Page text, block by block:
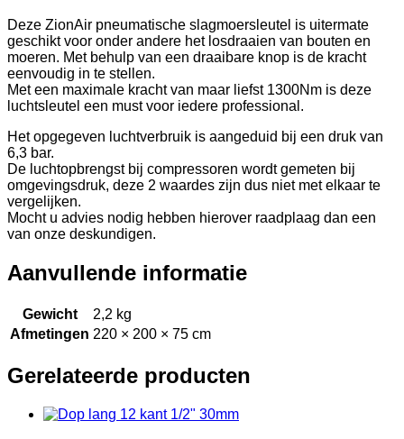
Deze ZionAir pneumatische slagmoersleutel is uitermate
geschikt voor onder andere het losdraaien van bouten en
moeren. Met behulp van een draaibare knop is de kracht
eenvoudig in te stellen.
Met een maximale kracht van maar liefst 1300Nm is deze
luchtsleutel een must voor iedere professional.
Het opgegeven luchtverbruik is aangeduid bij een druk van
6,3 bar.
De luchtopbrengst bij compressoren wordt gemeten bij
omgevingsdruk, deze 2 waardes zijn dus niet met elkaar te
vergelijken.
Mocht u advies nodig hebben hierover raadplaag dan een
van onze deskundigen.
Aanvullende informatie
Gewicht
2,2 kg
Afmetingen 220 × 200 × 75 cm
Gerelateerde producten